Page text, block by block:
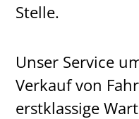
Stelle.
Unser Service
Verkauf von
erstklassige